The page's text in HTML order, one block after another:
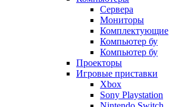
Сервера
Мониторы
Комплектующие
Компьютер бу
Компьютер бу
Проекторы
Игровые приставки
Xbox
Sony Playstation